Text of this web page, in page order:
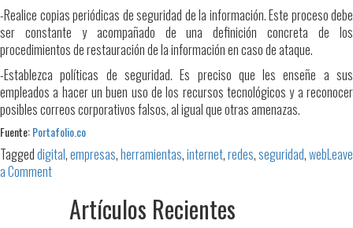
-Realice copias periódicas de seguridad de la información. Este proceso debe
ser constante y acompañado de una definición concreta de los
procedimientos de restauración de la información en caso de ataque.
-Establezca políticas de seguridad. Es preciso que les enseñe a sus
empleados a hacer un buen uso de los recursos tecnológicos y a reconocer
posibles correos corporativos falsos, al igual que otras amenazas.
Fuente:Portafolio.co
Taggeddigital,empresas,herramientas,internet,redes,seguridad,webLeave
a Commenton
proteger
Artículos Recientes